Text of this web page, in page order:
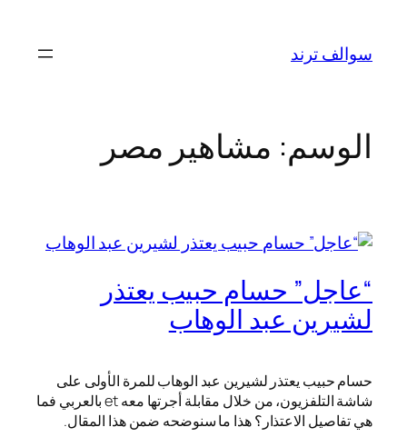
المحتوى
سوالف ترند
الوسم: مشاهير مصر
“عاجل” حسام حبيب يعتذر
لشيرين عبد الوهاب
حسام حبيب يعتذر لشيرين عبد الوهاب للمرة الأولى على
شاشة التلفزيون، من خلال مقابلة أجرتها معه et بالعربي فما
هي تفاصيل الاعتذار؟ هذا ما سنوضحه ضمن هذا المقال.